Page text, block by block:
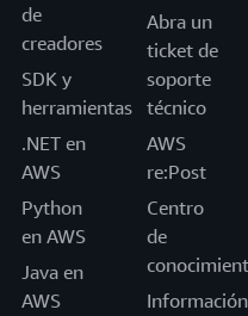
de
creadores
SDK y
herramientas
.NET en
AWS
Python
en AWS
Java en
AWS
Abra un
ticket de
soporte
técnico
AWS
re:Post
Centro
de
Información